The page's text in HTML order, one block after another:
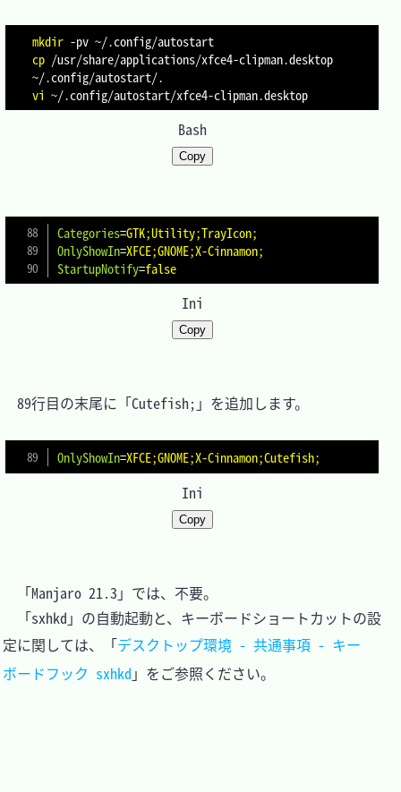
mkdir -pv
cp /usr/share/applications/xfce4-clipman.desktop
vi
Bash
Copy
Categories=GTK;Utility;TrayIcon;
OnlyShowIn=XFCE;GNOME;X-Cinnamon;
StartupNotify=false
Ini
Copy
89行目の末尾に「Cutefish;」を追加します。
OnlyShowIn=XFCE;GNOME;X-Cinnamon;Cutefish;
Ini
Copy
「Manjaro 21.3」では、不要。
「sxhkd」の自動起動と、キーボードショートカットの設
定に関しては、「デスクトップ環境 - 共通事項 - キー
ボードフック sxhkd 」をご参照ください。